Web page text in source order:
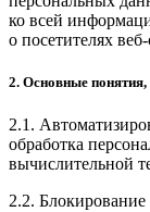
ко всей
о посетителях
2. Основные
2.1.
обработка
вычислительной
2.2.